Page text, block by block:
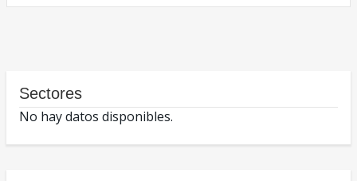
Sectores
No hay datos disponibles.